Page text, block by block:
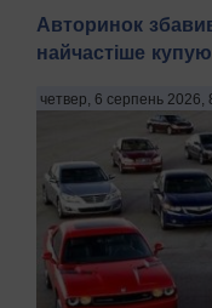
Авторинок
найчастіше
четвер, 6 серпень 2026,